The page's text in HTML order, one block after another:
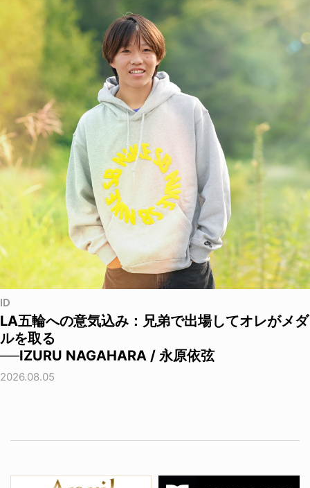
ID
LA五輪への意気込み：兄弟で出場してオレがメダ
ルを取る
──IZURU NAGAHARA / 永原依弦
2026.08.05